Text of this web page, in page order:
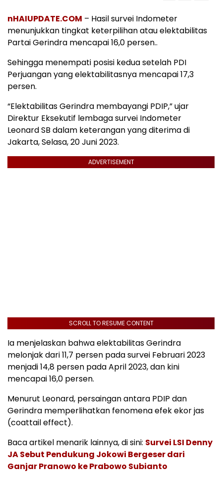
nHAIUPDATE.COM – Hasil survei Indometer
menunjukkan tingkat keterpilihan atau elektabilitas
Partai Gerindra mencapai 16,0 persen..
Sehingga menempati posisi kedua setelah PDI
Perjuangan yang elektabilitasnya mencapai 17,3
persen.
“Elektabilitas Gerindra membayangi PDIP,” ujar
Direktur Eksekutif lembaga survei Indometer
Leonard SB dalam keterangan yang diterima di
Jakarta, Selasa, 20 Juni 2023.
ADVERTISEMENT
SCROLL TO RESUME CONTENT
Ia menjelaskan bahwa elektabilitas Gerindra
melonjak dari 11,7 persen pada survei Februari 2023
menjadi 14,8 persen pada April 2023, dan kini
mencapai 16,0 persen.
Menurut Leonard, persaingan antara PDIP dan
Gerindra memperlihatkan fenomena efek ekor jas
(coattail effect).
Baca artikel menarik lainnya, di sini: Survei LSI Denny
JA Sebut Pendukung Jokowi Bergeser dari
Ganjar Pranowo ke Prabowo Subianto